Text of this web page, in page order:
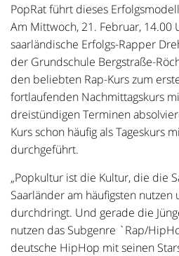
PopRat führt dieses
Am Mittwoch, 21. Februar, 14.00
saarländische Erfolgs-Rapper
der Grundschule Bergstraße-
den beliebten Rap-Kurs zum
fortlaufenden Nachmittagskurs
dreistündigen Terminen
Kurs schon häufig als Tageskurs
durchgeführt.
„Popkultur ist die Kultur, die die
Saarländer am häufigsten
durchdringt. Und gerade die
nutzen das Subgenre `Rap/
deutsche HipHop mit seinen